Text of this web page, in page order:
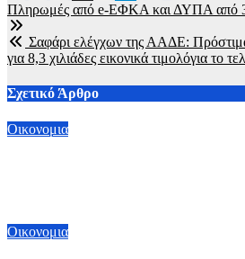
Πλοήγηση
άρθρων
Πληρωμές από e-ΕΦΚΑ και ΔΥΠΑ από 30
Σαφάρι ελέγχων της ΑΑΔΕ:
για 8,3 χιλιάδες εικονικά τιμολόγια το
Σχετικό Άρθρο
Οικονομια
Οικονομια